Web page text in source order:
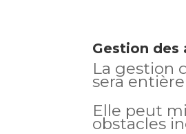
Gestion
La gestion
sera
Elle peut
obstacles